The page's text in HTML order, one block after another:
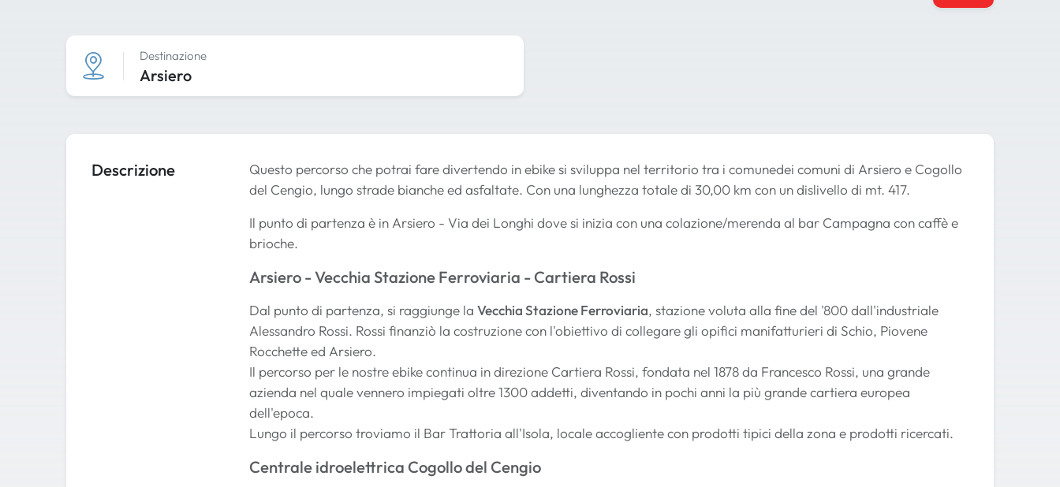
Destinazione
Arsiero
Descrizione
Questo percorso che potrai fare divertendo in ebike si sviluppa nel territorio tra i comunedei comuni di Arsiero e Cogollo
del Cengio, lungo strade bianche ed asfaltate. Con una lunghezza totale di 30,00 km con un dislivello di mt. 417.
Il punto di partenza è in Arsiero - Via dei Longhi dove si inizia con una colazione/merenda al bar Campagna con caffè e
brioche.
Arsiero - Vecchia Stazione Ferroviaria - Cartiera Rossi
Dal punto di partenza, si raggiunge la Vecchia Stazione Ferroviaria, stazione voluta alla fine del '800 dall'industriale
Alessandro Rossi. Rossi finanziò la costruzione con l'obiettivo di collegare gli opifici manifatturieri di Schio, Piovene
Rocchette ed Arsiero.
Il percorso per le nostre ebike continua in direzione Cartiera Rossi, fondata nel 1878 da Francesco Rossi, una grande
azienda nel quale vennero impiegati oltre 1300 addetti, diventando in pochi anni la più grande cartiera europea
dell'epoca.
Lungo il percorso troviamo il Bar Trattoria all'Isola, locale accogliente con prodotti tipici della zona e prodotti ricercati.
Centrale idroelettrica Cogollo del Cengio